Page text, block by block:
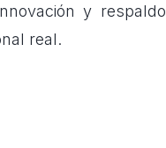
y respaldo
real.